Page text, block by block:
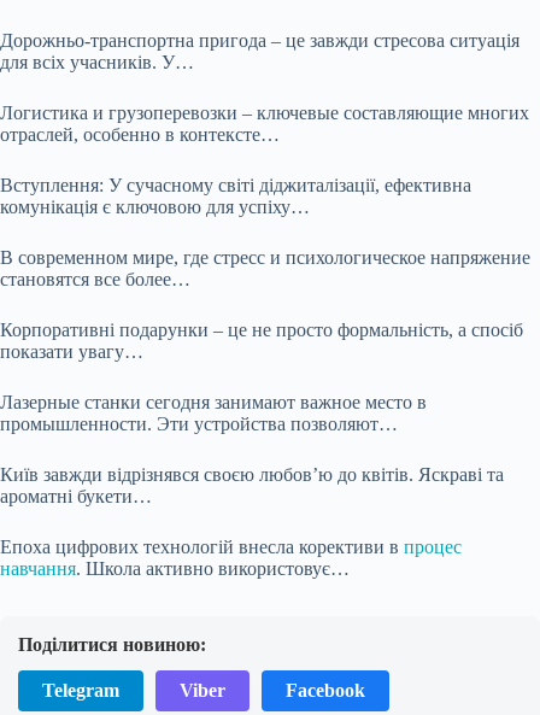
Дорожньо-транспортна пригода – це завжди стресова ситуація
для всіх учасників. У…
Логистика и грузоперевозки – ключевые составляющие многих
отраслей, особенно в контексте…
Вступлення: У сучасному світі діджиталізації, ефективна
комунікація є ключовою для успіху…
В современном мире, где стресс и психологическое напряжение
становятся все более…
Корпоративні подарунки – це не просто формальність, а спосіб
показати увагу…
Лазерные станки сегодня занимают важное место в
промышленности. Эти устройства позволяют…
Київ завжди відрізнявся своєю любов’ю до квітів. Яскраві та
ароматні букети…
Епоха цифрових технологій внесла корективи в процес
навчання. Школа активно використовує…
Поділитися новиною:
Telegram Viber Facebook